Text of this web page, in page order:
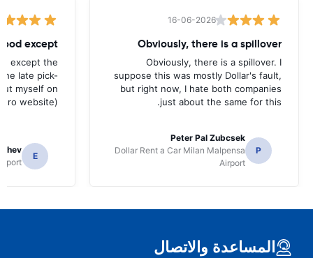
16-06-2026
Obviously, there is a spillover
Obviously, there is a spillover. I
suppose this was mostly Dollar's fault,
but right now, I hate both companies
just about the same for this.
P
Peter Pal Zubcsek
Dollar Rent a Car Milan Malpensa
Airport
except
except the
late pick-
myself on
website).
E
المساعدة والاتصال